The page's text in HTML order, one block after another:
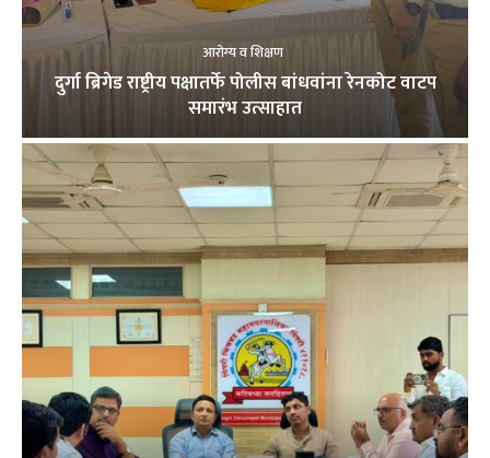
आरोग्य व शिक्षण
दुर्गा ब्रिगेड राष्ट्रीय पक्षातर्फे पोलीस बांधवांना रेनकोट वाटप
समारंभ उत्साहात